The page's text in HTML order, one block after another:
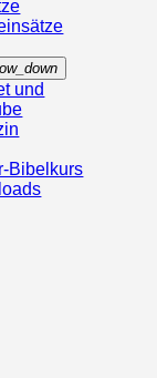
und
Bibelkurs